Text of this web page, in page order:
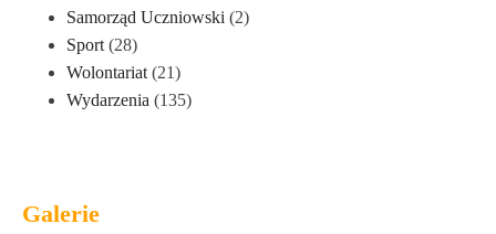
Samorząd Uczniowski (2)
Sport (28)
Wolontariat (21)
Wydarzenia (135)
Galerie